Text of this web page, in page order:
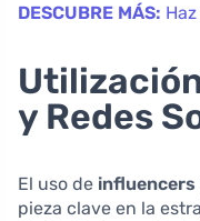
DESCUBRE MÁS:
y Redes
El uso de influencers
pieza clave en la